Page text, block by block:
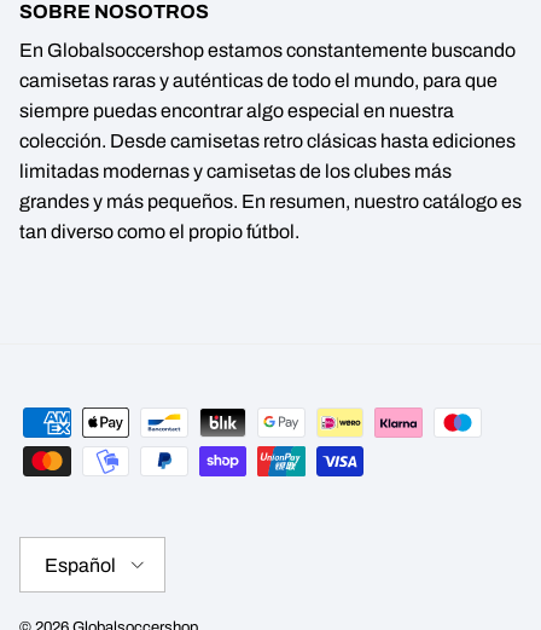
SOBRE NOSOTROS
En Globalsoccershop estamos constantemente buscando
camisetas raras y auténticas de todo el mundo, para que
siempre puedas encontrar algo especial en nuestra
colección. Desde camisetas retro clásicas hasta ediciones
limitadas modernas y camisetas de los clubes más
grandes y más pequeños. En resumen, nuestro catálogo es
tan diverso como el propio fútbol.
Español